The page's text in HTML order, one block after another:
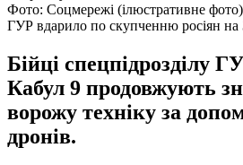
Фото: Соцмережі (ілюстративне фото)
ГУР вдарило по скупченню росіян на
Бійці спецпідрозділу
Кабул 9 продовжують
ворожу техніку за
дронів.